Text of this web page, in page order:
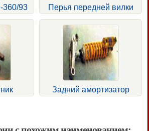
360/93 Перья передней вилки
Задний амортизатор